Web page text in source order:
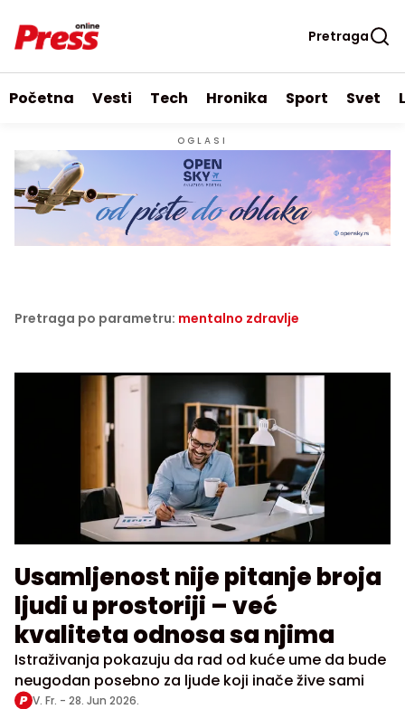
Pretraga
Početna Vesti Tech Hronika Sport Svet
OGLASI
Pretraga po parametru: mentalno zdravlje
Usamljenost nije pitanje broja
ljudi u prostoriji – već
kvaliteta odnosa sa njima
Istraživanja pokazuju da rad od kuće ume da bude
neugodan posebno za ljude koji inače žive sami
V. Fr. - 28. Jun 2026.